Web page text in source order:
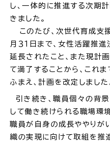
場面
妊娠・出産
入園・入学
し、一体的に推進する次期
きました。
このたび、次世代育成支
月３１日まで、女性活躍推進
延長されたこと、また現計
て満了することから、これ
ふまえ、計画を改定しました
引き続き、職員個々の背
して働き続けられる職場環
職員が自身の成長ややりが
織の実現に向けて取組を推